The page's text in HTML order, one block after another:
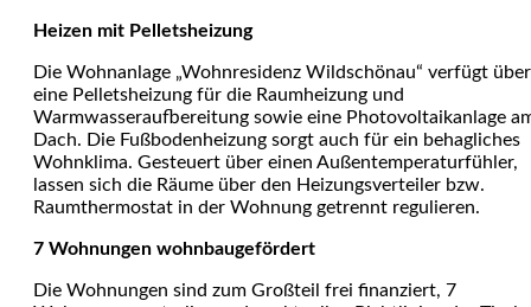
Heizen mit Pelletsheizung
Die Wohnanlage „Wohnresidenz Wildschönau“ verfügt über
eine Pelletsheizung für die Raumheizung und
Warmwasseraufbereitung sowie eine Photovoltaikanlage
Dach. Die Fußbodenheizung sorgt auch für ein behagliches
Wohnklima. Gesteuert über einen Außentemperaturfühler,
lassen sich die Räume über den Heizungsverteiler bzw.
Raumthermostat in der Wohnung getrennt regulieren.
7 Wohnungen wohnbaugefördert
Die Wohnungen sind zum Großteil frei finanziert, 7